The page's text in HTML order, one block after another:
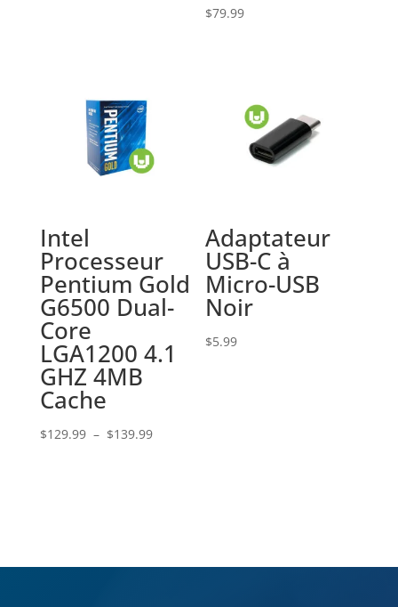
$79.99
Intel
Processeur
Pentium Gold
G6500 Dual-
Core
LGA1200 4.1
GHZ 4MB
Cache
$129.99 – $139.99Plage
Adaptateur
USB-C à
Micro-USB
Noir
$5.99